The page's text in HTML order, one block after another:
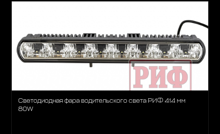
Светодиодная фара водительского света РИФ 414 мм
80W